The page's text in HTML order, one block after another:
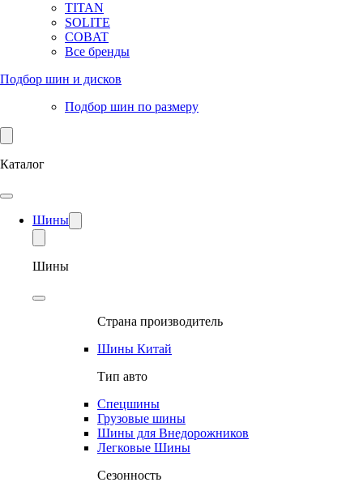
TITAN
SOLITE
COBAT
Все бренды
Подбор шин и дисков
Подбор шин по размеру
Каталог
Шины
Шины
Страна производитель
Шины Китай
Тип авто
Спецшины
Грузовые шины
Шины для Внедорожников
Легковые Шины
Сезонность